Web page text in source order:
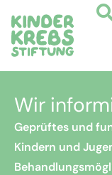
Wir
Geprüftes und
Kindern und